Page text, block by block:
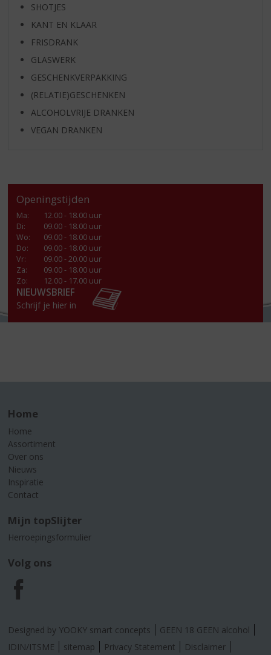
SHOTJES
KANT EN KLAAR
FRISDRANK
GLASWERK
GESCHENKVERPAKKING
(RELATIE)GESCHENKEN
ALCOHOLVRIJE DRANKEN
VEGAN DRANKEN
Openingstijden
Ma:
12.00 - 18.00 uur
Di:
09.00 - 18.00 uur
Wo:
09.00 - 18.00 uur
Do:
09.00 - 18.00 uur
Vr:
09.00 - 20.00 uur
Za:
09.00 - 18.00 uur
Zo:
12.00 - 17.00 uur
NIEUWSBRIEF
Schrijf je hier in
Home
Home
Assortiment
Over ons
Nieuws
Inspiratie
Contact
Mijn topSlijter
Herroepingsformulier
Volg ons
F
a
Designed by YOOKY smart concepts
GEEN 18 GEEN alcohol
IDIN/ITSME
sitemap Privacy Statement Disclaimer